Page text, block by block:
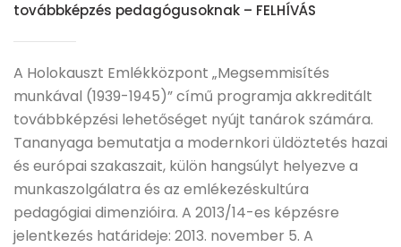
továbbképzés pedagógusoknak – FELHÍVÁS
A Holokauszt Emlékközpont „Megsemmisítés
munkával (1939-1945)” című programja akkreditált
továbbképzési lehetőséget nyújt tanárok számára.
Tananyaga bemutatja a modernkori üldöztetés hazai
és európai szakaszait, külön hangsúlyt helyezve a
munkaszolgálatra és az emlékezéskultúra
pedagógiai dimenzióira. A 2013/14-es képzésre
jelentkezés határideje: 2013. november 5. A